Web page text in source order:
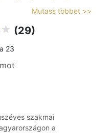
Mutass többet >>
(29)
23
szakmai
a